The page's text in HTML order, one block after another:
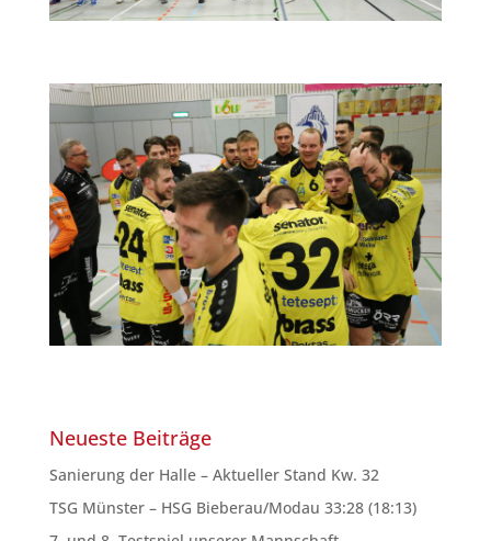
Neueste Beiträge
Sanierung der Halle – Aktueller Stand Kw. 32
TSG Münster – HSG Bieberau/Modau 33:28 (18:13)